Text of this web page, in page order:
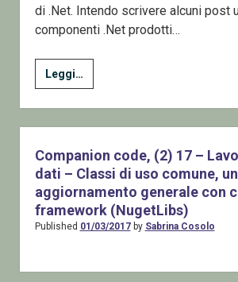
di .Net. Intendo scrivere alcuni post
componenti .Net prodotti…
Leggi…
introduzione
e
un
riferimento
per
alcuni
post
Futuri
Companion code, (2) 17 –
dati – Classi di uso comune, un
aggiornamento generale con
framework (NugetLibs)
Published 01/03/2017by Sabrina Cosolo